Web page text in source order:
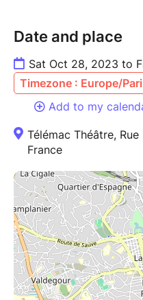
Date and place
Sat Oct 28, 2023 to
Timezone : Europe/
Add to my
Télémac Théâtre,
France